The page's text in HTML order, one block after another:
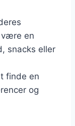
være en
snacks eller
finde en
og